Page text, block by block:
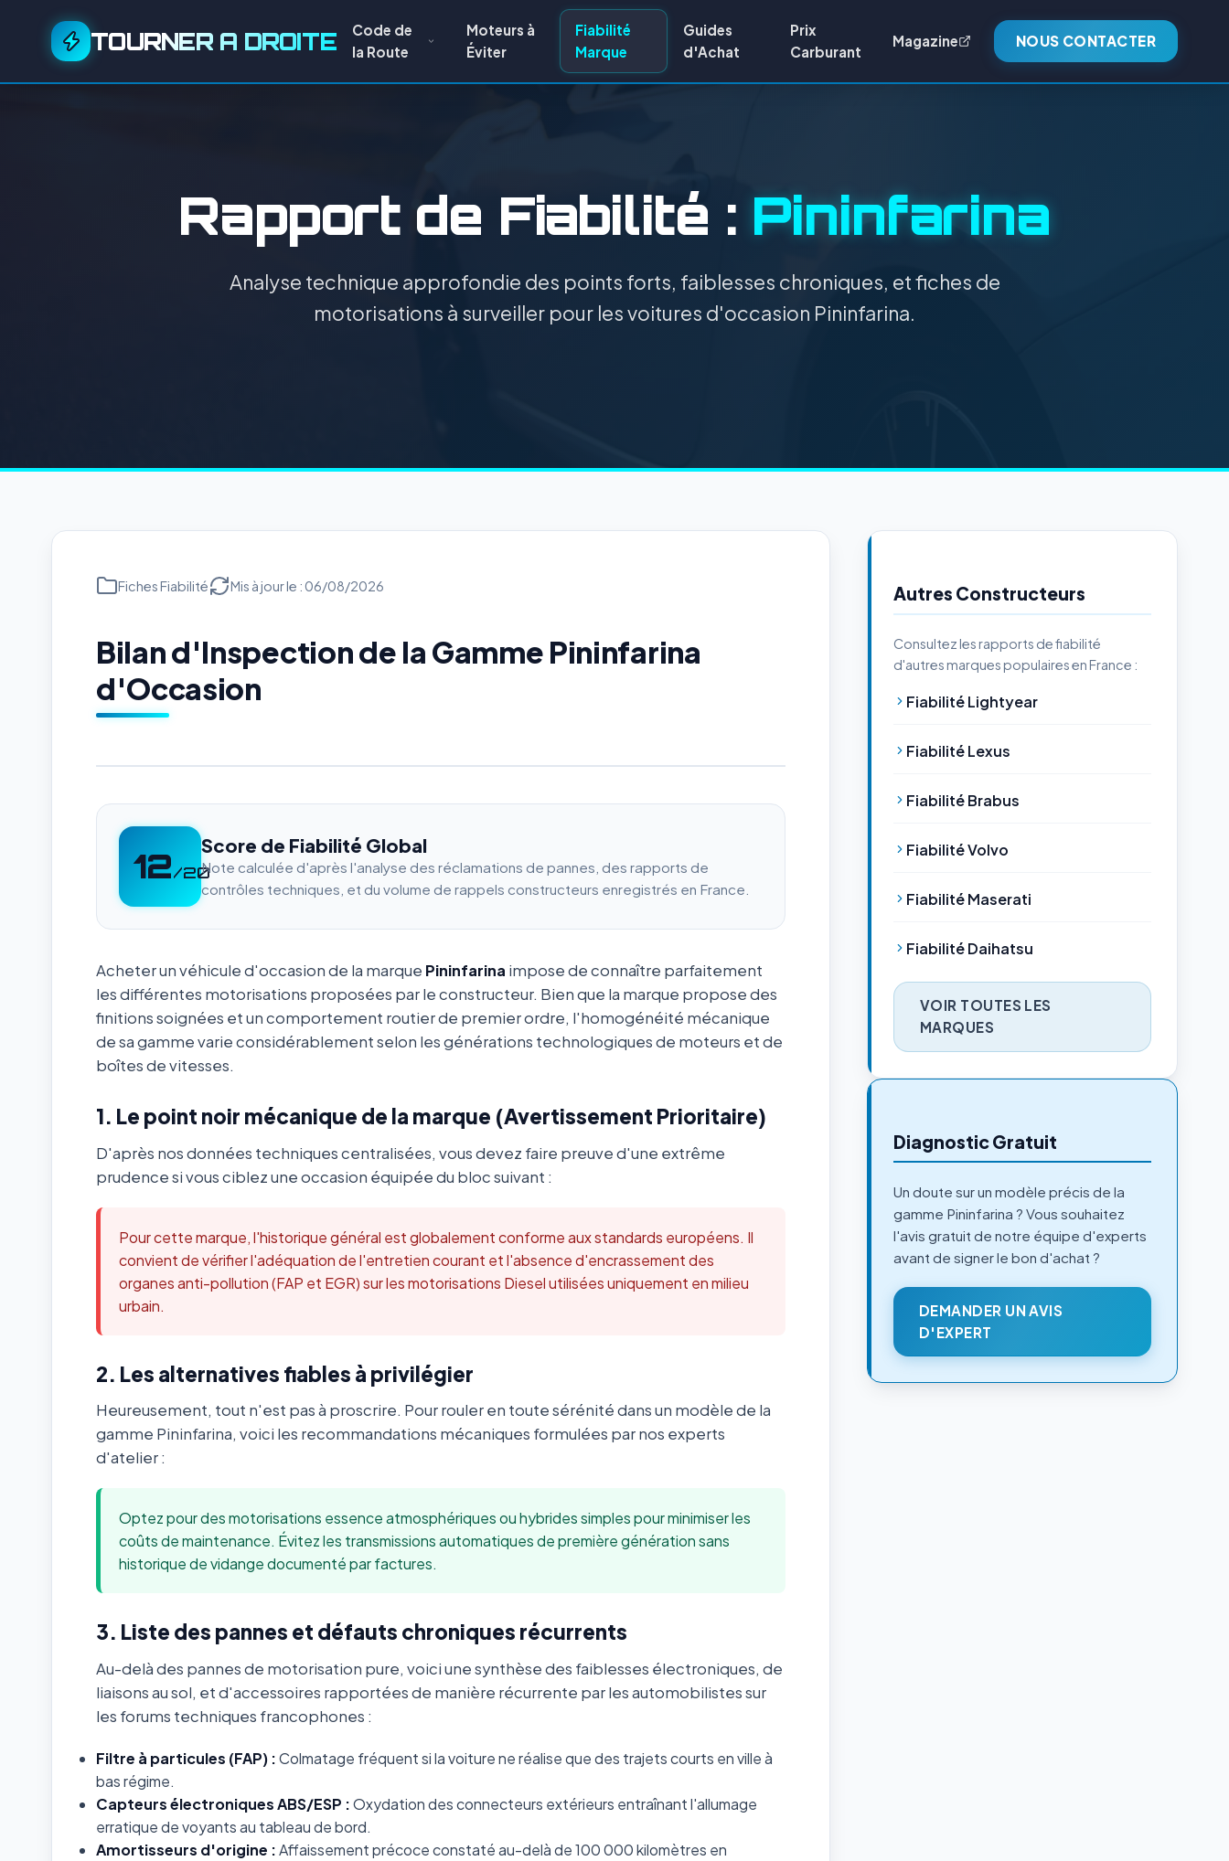
TOURNER A DROITE
Code de
la Route
Moteurs à
Éviter
Fiabilité
Marque
Guides
d'Achat
Prix
Carburant
Magazine NOUS CONTACTER
Rapport de Fiabilité : Pininfarina
Analyse technique approfondie des points forts, faiblesses chroniques, et fiches de
motorisations à surveiller pour les voitures d'occasion Pininfarina.
Fiches Fiabilité Mis à jour le : 06/08/2026
Bilan d'Inspection de la Gamme Pininfarina
d'Occasion
12/20
Score de Fiabilité Global
Note calculée d'après l'analyse des réclamations de pannes, des rapports de
contrôles techniques, et du volume de rappels constructeurs enregistrés en France.
Acheter un véhicule d'occasion de la marque Pininfarina impose de connaître parfaitement
les différentes motorisations proposées par le constructeur. Bien que la marque propose des
finitions soignées et un comportement routier de premier ordre, l'homogénéité mécanique
de sa gamme varie considérablement selon les générations technologiques de moteurs et de
boîtes de vitesses.
1. Le point noir mécanique de la marque (Avertissement Prioritaire)
D'après nos données techniques centralisées, vous devez faire preuve d'une extrême
prudence si vous ciblez une occasion équipée du bloc suivant :
Pour cette marque, l'historique général est globalement conforme aux standards européens. Il
convient de vérifier l'adéquation de l'entretien courant et l'absence d'encrassement des
organes anti-pollution (FAP et EGR) sur les motorisations Diesel utilisées uniquement en milieu
urbain.
2. Les alternatives fiables à privilégier
Heureusement, tout n'est pas à proscrire. Pour rouler en toute sérénité dans un modèle de la
gamme Pininfarina, voici les recommandations mécaniques formulées par nos experts
d'atelier :
Optez pour des motorisations essence atmosphériques ou hybrides simples pour minimiser les
coûts de maintenance. Évitez les transmissions automatiques de première génération sans
historique de vidange documenté par factures.
3. Liste des pannes et défauts chroniques récurrents
Au-delà des pannes de motorisation pure, voici une synthèse des faiblesses électroniques, de
liaisons au sol, et d'accessoires rapportées de manière récurrente par les automobilistes sur
les forums techniques francophones :
Filtre à particules (FAP) :Colmatage fréquent si la voiture ne réalise que des trajets courts en ville à
bas régime.
Capteurs électroniques ABS/ESP :Oxydation des connecteurs extérieurs entraînant l'allumage
erratique de voyants au tableau de bord.
Amortisseurs d'origine :Affaissement précoce constaté au-delà de 100 000 kilomètres en
Autres Constructeurs
Consultez les rapports de fiabilité
d'autres marques populaires en France :
Fiabilité Lightyear
Fiabilité Lexus
Fiabilité Brabus
Fiabilité Volvo
Fiabilité Maserati
Fiabilité Daihatsu
VOIR TOUTES LES
MARQUES
Diagnostic Gratuit
Un doute sur un modèle précis de la
gamme Pininfarina ? Vous souhaitez
l'avis gratuit de notre équipe d'experts
avant de signer le bon d'achat ?
DEMANDER UN AVIS
D'EXPERT